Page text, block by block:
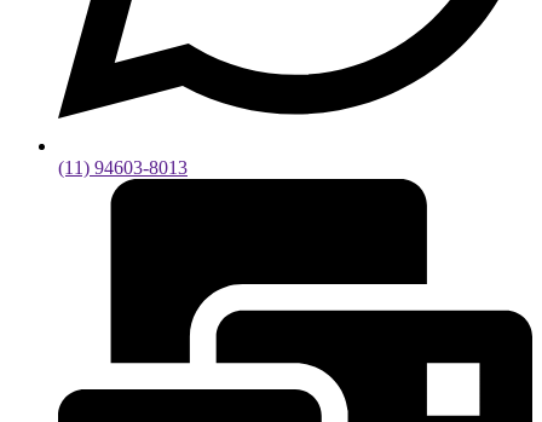
(11) 94603-8013